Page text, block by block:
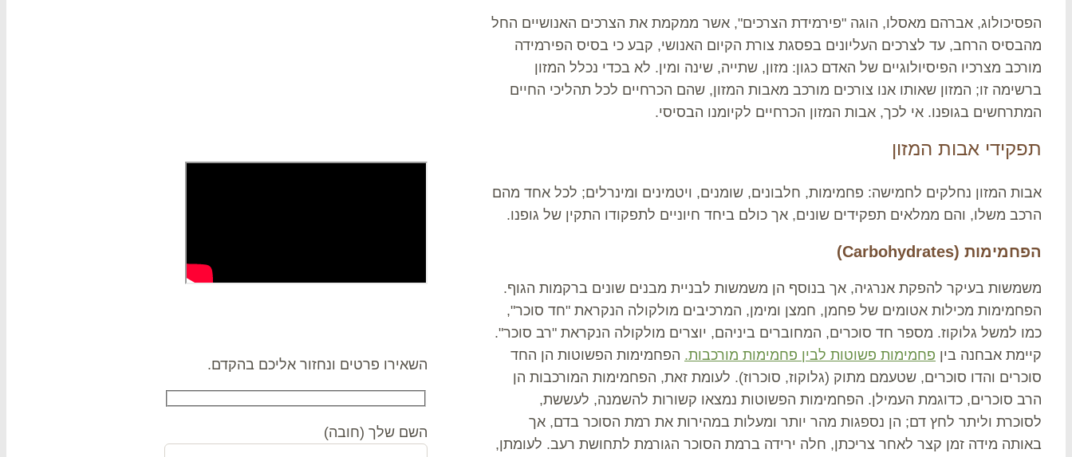
הפסיכולוג, אברהם מאסלו, הוגה "פירמידת הצרכים", אשר ממקמת את הצרכים האנושיים החל
מהבסיס הרחב, עד לצרכים העליונים בפסגת צורת הקיום האנושי, קבע כי בסיס הפירמידה
מורכב מצרכיו הפיסיולוגיים של האדם כגון: מזון, שתייה, שינה ומין. לא בכדי נכלל המזון
ברשימה זו; המזון שאותו אנו צורכים מורכב מאבות המזון, שהם הכרחיים לכל תהליכי החיים
המתרחשים בגופנו. אי לכך, אבות המזון הכרחיים לקיומנו הבסיסי.
תפקידי אבות המזון
אבות המזון נחלקים לחמישה: פחמימות, חלבונים, שומנים, ויטמינים ומינרלים; לכל אחד מהם
הרכב משלו, והם ממלאים תפקידים שונים, אך כולם ביחד חיוניים לתפקודו התקין של גופנו.
הפחמימות (Carbohydrates)
משמשות בעיקר להפקת אנרגיה, אך בנוסף הן משמשות לבניית מבנים שונים ברקמות הגוף.
הפחמימות מכילות אטומים של פחמן, חמצן ומימן, המרכיבים מולקולה הנקראת "חד סוכר",
כמו למשל גלוקוז. מספר חד סוכרים, המחוברים ביניהם, יוצרים מולקולה הנקראת "רב סוכר".
קיימת אבחנה בין פחמימות פשוטות לבין פחמימות מורכבות. הפחמימות הפשוטות הן החד
סוכרים והדו סוכרים, שטעמם מתוק (גלוקוז, סוכרוז). לעומת זאת, הפחמימות המורכבות הן
הרב סוכרים, כדוגמת העמילן. הפחמימות הפשוטות נמצאו קשורות להשמנה, לעששת,
לסוכרת וליתר לחץ דם; הן נספגות מהר יותר ומעלות במהירות את רמת הסוכר בדם, אך
באותה מידה זמן קצר לאחר צריכתן, חלה ירידה ברמת הסוכר הגורמת לתחושת רעב. לעומתן,
השאירו פרטים ונחזור אליכם בהקדם.
השם שלך (חובה)